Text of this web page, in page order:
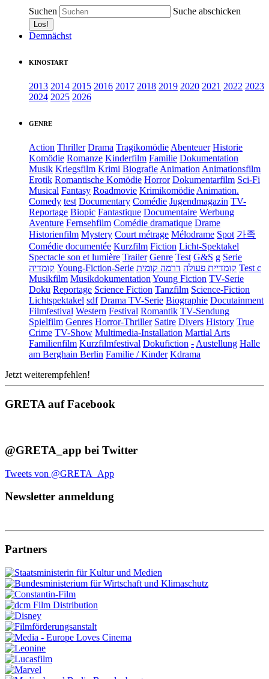
Suchen Suche abschicken
Demnächst
KINOSTART
2013 2014 2015 2016 2017 2018 2019 2020 2021 2022 2023
2024 2025 2026
GENRE
Action Thriller Drama Tragikomödie Abenteuer Historie
Komödie Romanze Kinderfilm Familie Dokumentation
Musik Kriegsfilm Krimi Biografie Animation Animationsfilm
Erotik Romantische Komödie Horror Dokumentarfilm Sci-Fi
Musical Fantasy Roadmovie Krimikomödie Animation.
Comedy test Documentary Comédie Jugendmagazin TV-
Reportage Biopic Fantastique Documentaire Werbung
Aventure Fernsehfilm Comédie dramatique Drame
Historienfilm Mystery Court métrage Mélodrame Spot 가족
Comédie documentée Kurzfilm Fiction Licht-Spektakel
Spectacle son et lumière Trailer Genre Test G&S g Serie
קומדיה Young-Fiction-Serie קומדיית פעולה דרמה קומית
Test c
Musikfilm Musikdokumentation Young Fiction TV-Serie
Doku Reportage Science Fiction Tanzfilm Science-Fiction
Lichtspektakel sdf Drama TV-Serie Biographie Docutainment
Filmfestival Western Festival Romantik TV-Sendung
Spielfilm Genres Horror-Thriller Satire Divers History True
Crime TV-Show Multimedia-Installation Martial Arts
Familienfilm Kurzfilmfestival Dokufiction - Austellung Halle
am Berghain Berlin Familie / Kinder Kdrama
Jetzt weiterempfehlen!
GRETA auf Facebook
@GRETA_app bei Twitter
Tweets von @GRETA_App
Newsletter anmeldung
Partners